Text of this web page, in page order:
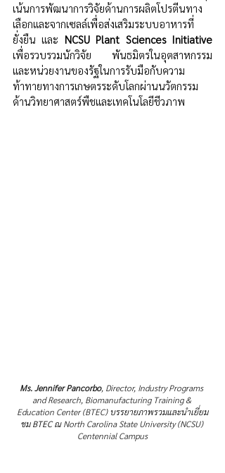
เน้นการพัฒนาการวิจัยด้านการผลิตโปรตีนทาง
เลือกและจากเซลล์เพื่อส่งเสริมระบบอาหารที่
ยั่งยืน และ NCSU Plant Sciences Initiative
เพื่อรวบรวมนักวิจัย พันธมิตรในอุตสาหกรรม
และหน่วยงานของรัฐในการรับมือกับความ
ท้าทายทางการเกษตรระดับโลกผ่านนวัตกรรม
ด้านวิทยาศาสตร์พืชและเทคโนโลยีชีวภาพ
Ms. Jennifer Pancorbo, Director, Industry Programs
and Research, Biomanufacturing Training &
Education Center (BTEC) บรรยายภาพรวมและนำเยี่ยม
ชม BTEC ณ North Carolina State University (NCSU)
Centennial Campus